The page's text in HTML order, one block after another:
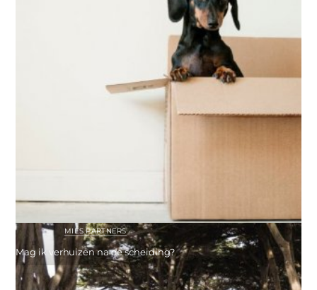
MIES PARTNERS
Mag ik verhuizen na de scheiding?